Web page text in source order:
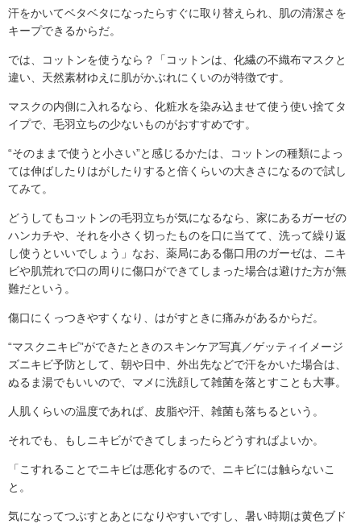
汗をかいてベタベタになったらすぐに取り替えられ、肌の清潔さを
キープできるからだ。
では、コットンを使うなら？「コットンは、化繊の不織布マスクと
違い、天然素材ゆえに肌がかぶれにくいのが特徴です。
マスクの内側に入れるなら、化粧水を染み込ませて使う使い捨てタ
イプで、毛羽立ちの少ないものがおすすめです。
“そのままで使うと小さい”と感じるかたは、コットンの種類によっ
ては伸ばしたりはがしたりすると倍くらいの大きさになるので試し
てみて。
どうしてもコットンの毛羽立ちが気になるなら、家にあるガーゼの
ハンカチや、それを小さく切ったものを口に当てて、洗って繰り返
し使うといいでしょう」なお、薬局にある傷口用のガーゼは、ニキ
ビや肌荒れで口の周りに傷口ができてしまった場合は避けた方が無
難だという。
傷口にくっつきやすくなり、はがすときに痛みがあるからだ。
“マスクニキビ”ができたときのスキンケア写真／ゲッティイメージ
ズニキビ予防として、朝や日中、外出先などで汗をかいた場合は、
ぬるま湯でもいいので、マメに洗顔して雑菌を落とすことも大事。
人肌くらいの温度であれば、皮脂や汗、雑菌も落ちるという。
それでも、もしニキビができてしまったらどうすればよいか。
「こすれることでニキビは悪化するので、ニキビには触らないこ
と。
気になってつぶすとあとになりやすいですし、暑い時期は黄色ブド